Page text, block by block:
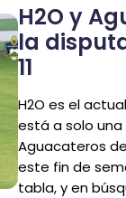
H2O y
la
11
H2O es el
está a solo una
Aguacateros
este fin de
tabla, y en